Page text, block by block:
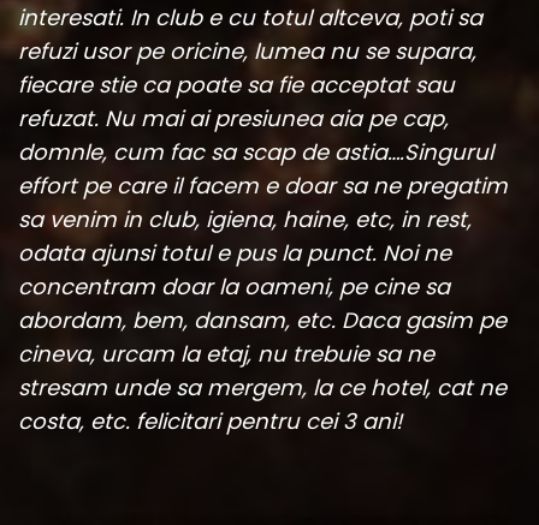
interesati. In club e cu totul altceva, poti sa
refuzi usor pe oricine, lumea nu se supara,
fiecare stie ca poate sa fie acceptat sau
refuzat. Nu mai ai presiunea aia pe cap,
domnle, cum fac sa scap de astia….Singurul
effort pe care il facem e doar sa ne pregatim
sa venim in club, igiena, haine, etc, in rest,
odata ajunsi totul e pus la punct. Noi ne
concentram doar la oameni, pe cine sa
abordam, bem, dansam, etc. Daca gasim pe
cineva, urcam la etaj, nu trebuie sa ne
stresam unde sa mergem, la ce hotel, cat ne
costa, etc. felicitari pentru cei 3 ani!